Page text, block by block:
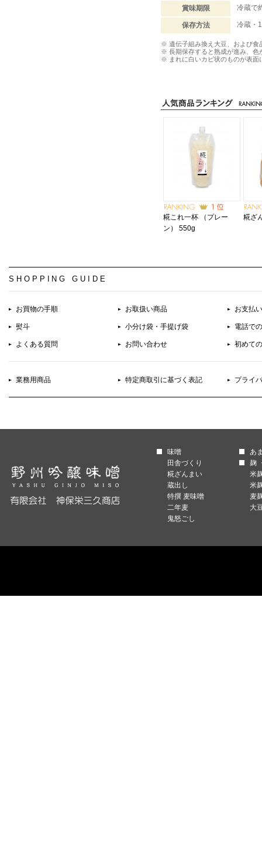
賞味期限 冷蔵で
保存方法 冷蔵・
※ 遺伝子組み換え大豆、および食
※ 長期保存すると熟成が進み、色
※ まれに白いカビ状のものが表面
糀これ一杯 （プレー
ン） 550g
糀ざ
SHOPPING GUIDE
お買物の手順 お取扱い商品 お支払
熨斗 小分け袋・手提げ袋 電話で
よくある質問 お問い合わせ 初めて
業務用商品 特定商取引に基づく表記 プライ
味噌
田舎づくり
糀ざんまい
蔵出し
特撰 麦味噌
二年麦
鬼怒ごし
あ
麹
米
米
麦
大